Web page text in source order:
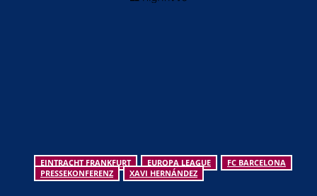
EINTRACHT FRANKFURT EUROPA LEAGUE
FC BARCELONA
PRESSEKONFERENZ
XAVI HERNÁNDEZ